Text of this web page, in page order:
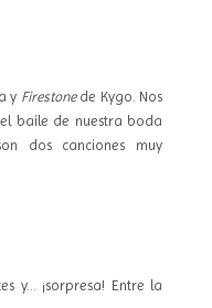
y Firestonede Kygo. Nos
baile de nuestra boda
dos canciones muy
y… ¡sorpresa! Entre la